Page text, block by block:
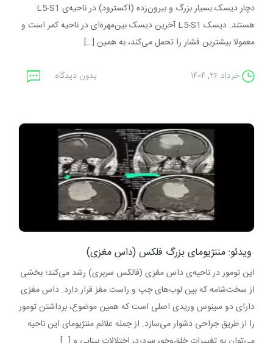
دچار دیسک بسیار بزرگ و بیرون‌زده (اکسترود) در ناحیه‌ی L5-S1
هستند. دیسک L5-S1 آخرین دیسک بین‌مهره‌ای در ناحیه کمر است و
معمولا بیشترین فشار را تحمل می‌کند، به همین […]
خرداد ۲۶, ۱۴۰۴ بدون دیدگاه
ویدئو: مننژیومای بزرگ فلکس (داس مغزی)
این تومور در ناحیه‌ی داس مغزی (فالکس سربری) رشد می‌کند؛ بخشی
از سخت‌شامه که بین لوب‌های چپ و راست مغز قرار دارد. داس مغزی
دارای دو سینوس وریدی اصلی است که همین موضوع، برداشتن تومور
را از طریق جراحی دشوار می‌سازد. از جمله علائم مننژیومای این ناحیه